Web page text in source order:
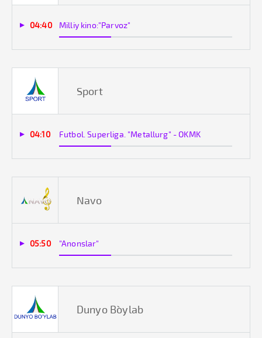
04:40 Milliy kino:"Parvoz"
Sport
04:10 Futbol. Superliga. "Metallurg" - OKMK
Navo
05:50 "Anonslar"
Dunyo Bo`ylab